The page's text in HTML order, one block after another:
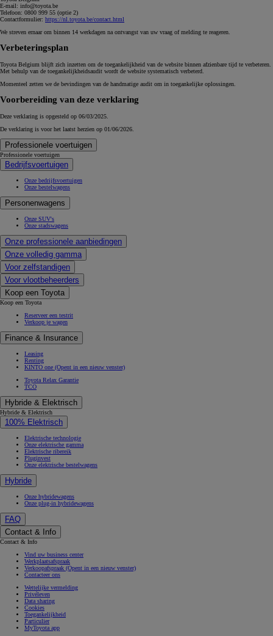
E-mail: info@toyota.be
Telefoon: 0800 999 55 (optie 2)
Contactformulier: https://nl.toyota.be/contact.html
We streven ernaar om binnen 14 werkdagen na ontvangst van uw vraag of melding te reageren.
Verbeteringsplan
Toyota Belgium blijft zich inzetten om de toegankelijkheid van de website binnen afzienbare tijd te verbeteren.
Met behulp van de toegankelijkheidsaudit wordt de website systematisch verbeterd.
Momenteel zetten we de bevindingen van de handmatige audit om in toegankelijke oplossingen.
Voorbereiding van deze verklaring
Deze verklaring is opgesteld op 06/03/2025.
De verklaring is voor het laatst herzien op 01/06/2026.
Professionele voertuigen
Professionele voertuigen
Bedrijfsvoertuigen
Onze bedrijfsvoertuigen
Onze bestelwagens
Personenwagens
Onze SUV's
Onze stadswagens
Onze professionele aanbiedingen
Onze volledig gamma
Voor zelfstandigen
Voor vlootbeheerders
Koop een Toyota
Koop een Toyota
Reserveer een testrit
Verkoop je wagen
Finance & Insurance
Leasing
Renting
KINTO one (Opent in een nieuw venster)
Toyota Relax Garantie
TCO
Hybride & Elektrisch
Hybride & Elektrisch
100% Elektrisch
Elektrische technologie
Onze elektrische gamma
Elektrische ribereik
Pluginvest
Onze elektrische bestelwagens
Hybride
Onze hybridewagens
Onze plug-in hybridewagens
FAQ
Contact & Info
Contact & Info
Vind uw business center
Werkplaatsafspraak
Verkoopafspraak (Opent in een nieuw venster)
Contacteer ons
Wettelijke vermelding
Privéleven
Data sharing
Cookies
Toegankelijkheid
Particulier
MyToyota app